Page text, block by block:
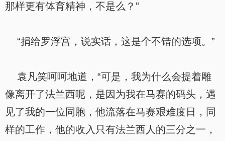
那样更有体育精神，不是么？”
“捐给罗浮宫，说实话，这是个不错的选项。”
袁凡笑呵呵地道，“可是，我为什么会提着雕
像离开了法兰西呢，是因为我在马赛的码头，遇
见了我的一位同胞，他流落在马赛艰难度日，同
样的工作，他的收入只有法兰西人的三分之一，